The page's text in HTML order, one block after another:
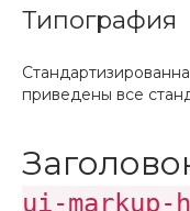
Типография
приведены все
ui-